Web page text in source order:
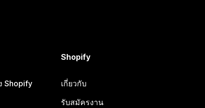
Shopify
Shopify
เกี่ยวกับ
รับสมัครงาน